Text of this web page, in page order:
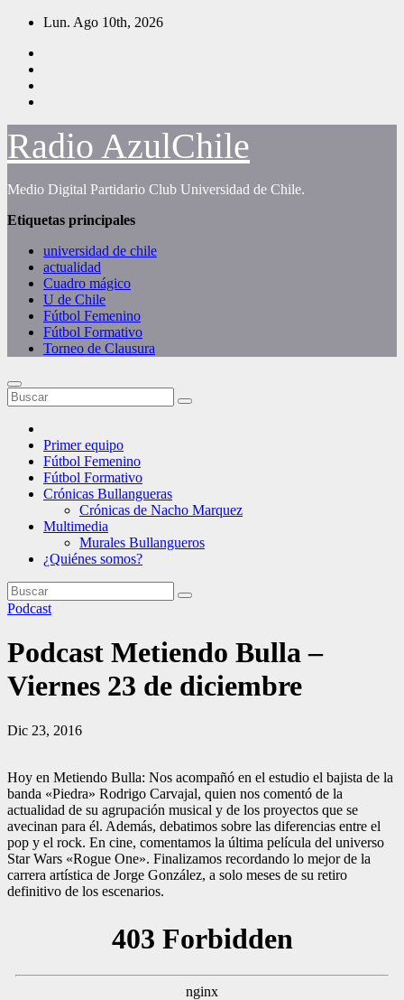
Saltar
contenido
Lun. Ago 10th, 2026
Radio AzulChile
Medio Digital Partidario Club Universidad de Chile.
Etiquetas principales
universidad de chile
actualidad
Cuadro mágico
U de Chile
Fútbol Femenino
Fútbol Formativo
Torneo de Clausura
Primer equipo
Fútbol Femenino
Fútbol Formativo
Crónicas Bullangueras
Crónicas de Nacho Marquez
Multimedia
Murales Bullangueros
¿Quiénes somos?
Podcast
Podcast Metiendo Bulla –
Viernes 23 de diciembre
Dic 23, 2016
Hoy en Metiendo Bulla: Nos acompañó en el estudio el bajista de la
banda «Piedra» Rodrigo Carvajal, quien nos comentó de la
actualidad de su agrupación musical y de los proyectos que se
avecinan para él. Además, debatimos sobre las diferencias entre el
pop y el rock. En cine, comentamos la última película del universo
Star Wars «Rogue One». Finalizamos recordando lo mejor de la
carrera artística de Jorge González, a solo meses de su retiro
definitivo de los escenarios.